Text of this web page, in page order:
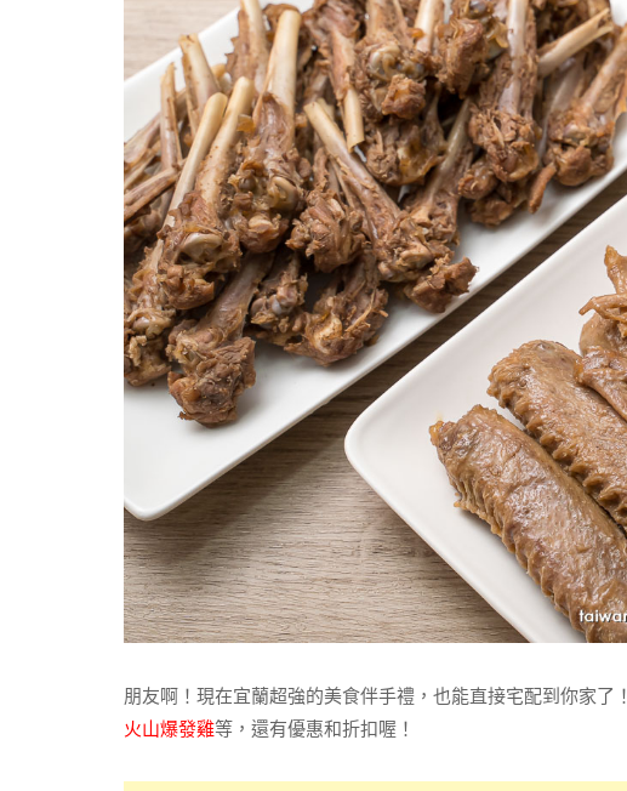
朋友啊！現在宜蘭超強的美食伴手禮，也能直接宅配到你家了！
火山爆發雞等，還有優惠和折扣喔！